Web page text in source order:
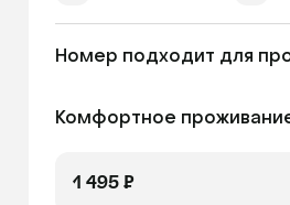
Номер подходит для
Комфортное проживание
1 495 ₽